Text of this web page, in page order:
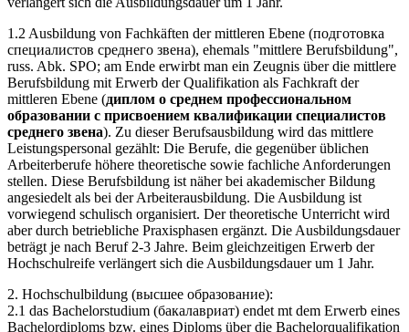
1.2 Ausbildung von Fachkäften der mittleren Ebene (подготовка
специалистов среднего звена), ehemals "mittlere Berufsbildung",
russ. Abk. SPO; am Ende erwirbt man ein Zeugnis über die mittlere
Berufsbildung mit Erwerb der Qualifikation als Fachkraft der
mittleren Ebene (диплом о среднем профессиональном
образовании с присвоением квалификации специалистов
среднего звена). Zu dieser Berufsausbildung wird das mittlere
Leistungspersonal gezählt: Die Berufe, die gegenüber üblichen
Arbeiterberufe höhere theoretische sowie fachliche Anforderungen
stellen. Diese Berufsbildung ist näher bei akademischer Bildung
angesiedelt als bei der Arbeiterausbildung. Die Ausbildung ist
vorwiegend schulisch organisiert. Der theoretische Unterricht wird
aber durch betriebliche Praxisphasen ergänzt. Die Ausbildungsdauer
beträgt je nach Beruf 2-3 Jahre. Beim gleichzeitigen Erwerb der
Hochschulreife verlängert sich die Ausbildungsdauer um 1 Jahr.
2. Hochschulbildung (высшее образование):
2.1 das Bachelorstudium (бакалавриат) endet mt dem Erwerb eines
Bachelordiploms bzw. eines Diploms über die Bachelorqualifikation